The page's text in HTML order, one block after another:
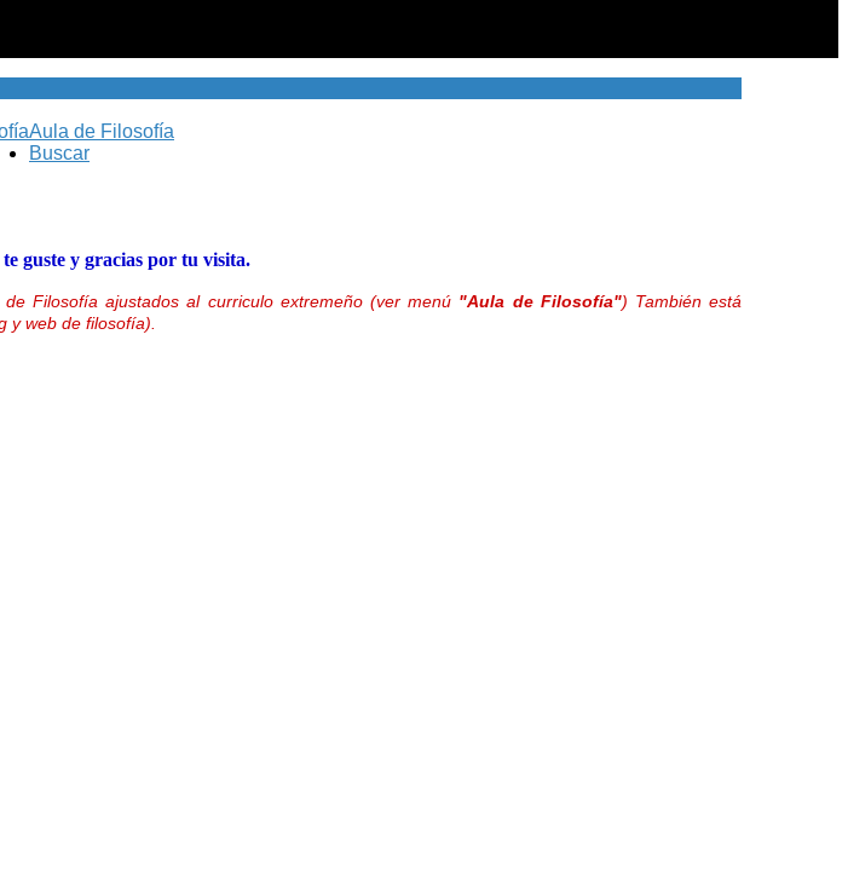
Aula de Filosofía
Buscar
guste y gracias por tu visita.
Filosofía ajustados al curriculo extremeño (ver menú "Aula de Filosofía") También está
y web de filosofía).